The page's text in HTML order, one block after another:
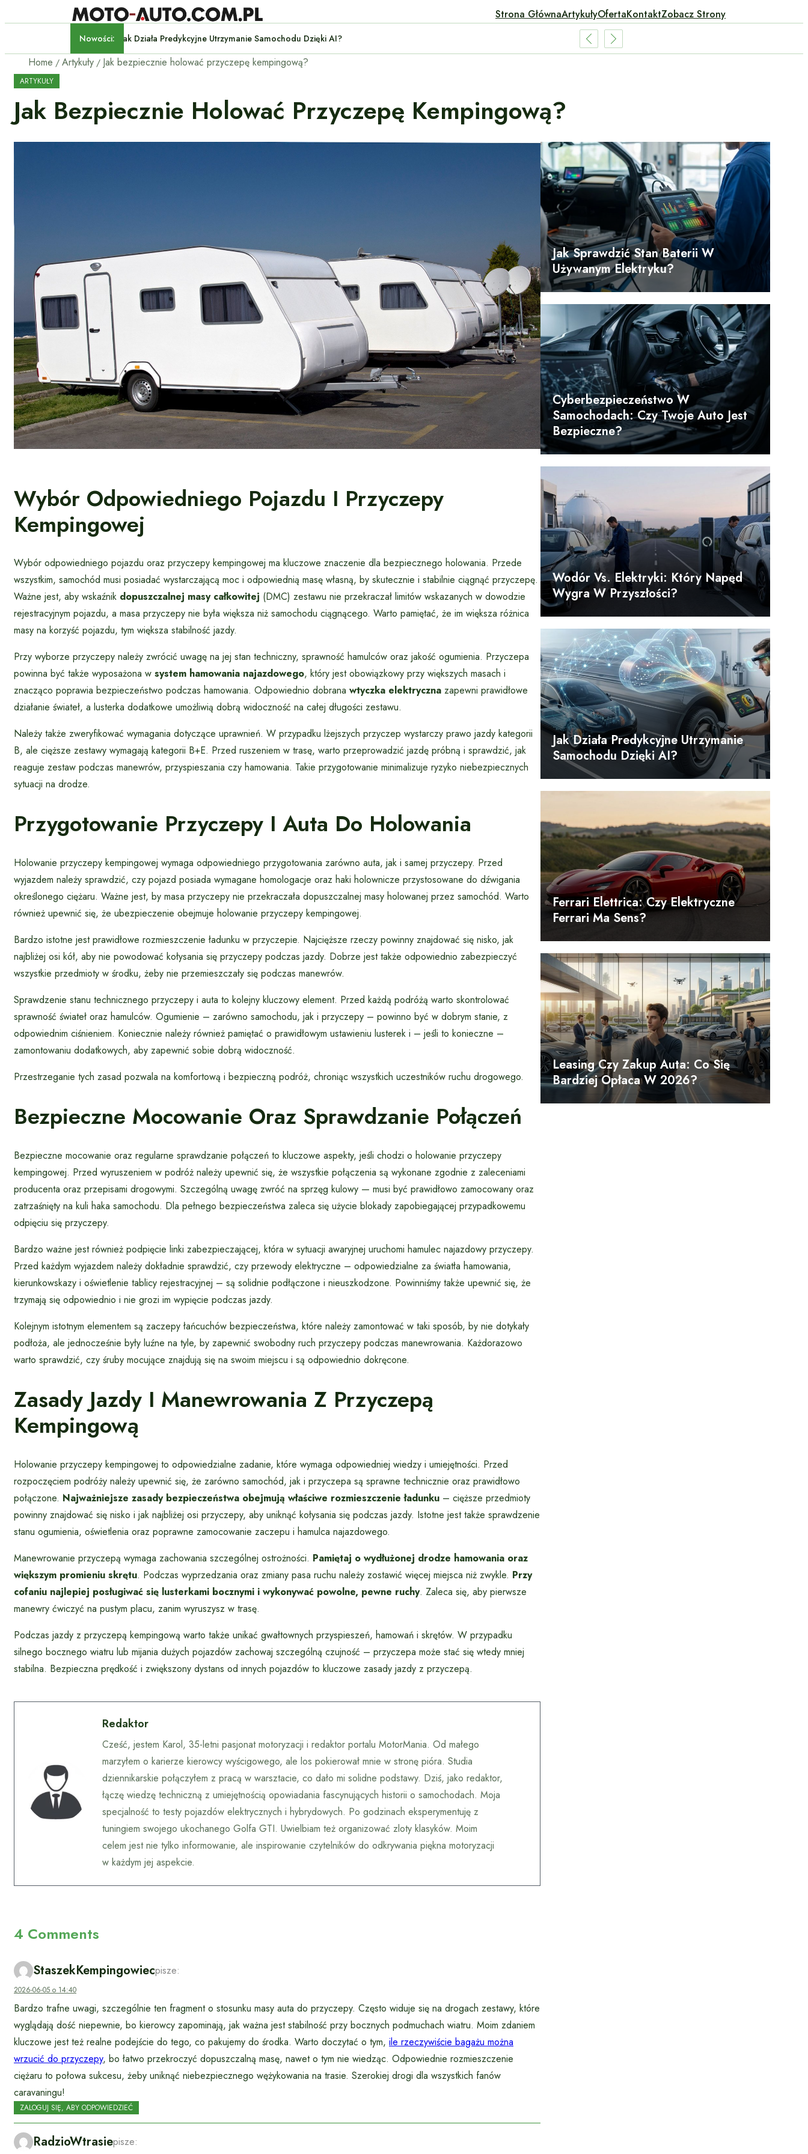
Strona GłównaArtykułyOfertaKontaktZobacz Strony
Nowości: Jak Działa Predykcyjne Utrzymanie Samochodu Dzięki AI?
Home Artykuły Jak bezpiecznie holować przyczepę kempingową?
ARTYKUŁY
Jak Bezpiecznie Holować Przyczepę Kempingową?
Wybór Odpowiedniego Pojazdu I Przyczepy
Kempingowej
Wybór odpowiedniego pojazdu oraz przyczepy kempingowej ma kluczowe znaczenie dla bezpiecznego holowania. Przede
wszystkim, samochód musi posiadać wystarczającą moc i odpowiednią masę własną, by skutecznie i stabilnie ciągnąć przyczepę.
Ważne jest, aby wskaźnik dopuszczalnej masy całkowitej (DMC) zestawu nie przekraczał limitów wskazanych w dowodzie
rejestracyjnym pojazdu, a masa przyczepy nie była większa niż samochodu ciągnącego. Warto pamiętać, że im większa różnica
masy na korzyść pojazdu, tym większa stabilność jazdy.
Przy wyborze przyczepy należy zwrócić uwagę na jej stan techniczny, sprawność hamulców oraz jakość ogumienia. Przyczepa
powinna być także wyposażona w system hamowania najazdowego, który jest obowiązkowy przy większych masach i
znacząco poprawia bezpieczeństwo podczas hamowania. Odpowiednio dobrana wtyczka elektryczna zapewni prawidłowe
działanie świateł, a lusterka dodatkowe umożliwią dobrą widoczność na całej długości zestawu.
Należy także zweryfikować wymagania dotyczące uprawnień. W przypadku lżejszych przyczep wystarczy prawo jazdy kategorii
B, ale cięższe zestawy wymagają kategorii B+E. Przed ruszeniem w trasę, warto przeprowadzić jazdę próbną i sprawdzić, jak
reaguje zestaw podczas manewrów, przyspieszania czy hamowania. Takie przygotowanie minimalizuje ryzyko niebezpiecznych
sytuacji na drodze.
Przygotowanie Przyczepy I Auta Do Holowania
Holowanie przyczepy kempingowej wymaga odpowiedniego przygotowania zarówno auta, jak i samej przyczepy. Przed
wyjazdem należy sprawdzić, czy pojazd posiada wymagane homologacje oraz haki holownicze przystosowane do dźwigania
określonego ciężaru. Ważne jest, by masa przyczepy nie przekraczała dopuszczalnej masy holowanej przez samochód. Warto
również upewnić się, że ubezpieczenie obejmuje holowanie przyczepy kempingowej.
Bardzo istotne jest prawidłowe rozmieszczenie ładunku w przyczepie. Najcięższe rzeczy powinny znajdować się nisko, jak
najbliżej osi kół, aby nie powodować kołysania się przyczepy podczas jazdy. Dobrze jest także odpowiednio zabezpieczyć
wszystkie przedmioty w środku, żeby nie przemieszczały się podczas manewrów.
Sprawdzenie stanu technicznego przyczepy i auta to kolejny kluczowy element. Przed każdą podróżą warto skontrolować
sprawność świateł oraz hamulców. Ogumienie – zarówno samochodu, jak i przyczepy – powinno być w dobrym stanie, z
odpowiednim ciśnieniem. Koniecznie należy również pamiętać o prawidłowym ustawieniu lusterek i – jeśli to konieczne –
zamontowaniu dodatkowych, aby zapewnić sobie dobrą widoczność.
Przestrzeganie tych zasad pozwala na komfortową i bezpieczną podróż, chroniąc wszystkich uczestników ruchu drogowego.
Bezpieczne Mocowanie Oraz Sprawdzanie Połączeń
Bezpieczne mocowanie oraz regularne sprawdzanie połączeń to kluczowe aspekty, jeśli chodzi o holowanie przyczepy
kempingowej. Przed wyruszeniem w podróż należy upewnić się, że wszystkie połączenia są wykonane zgodnie z zaleceniami
producenta oraz przepisami drogowymi. Szczególną uwagę zwróć na sprzęg kulowy — musi być prawidłowo zamocowany oraz
zatrzaśnięty na kuli haka samochodu. Dla pełnego bezpieczeństwa zaleca się użycie blokady zapobiegającej przypadkowemu
odpięciu się przyczepy.
Bardzo ważne jest również podpięcie linki zabezpieczającej, która w sytuacji awaryjnej uruchomi hamulec najazdowy przyczepy.
Przed każdym wyjazdem należy dokładnie sprawdzić, czy przewody elektryczne – odpowiedzialne za światła hamowania,
kierunkowskazy i oświetlenie tablicy rejestracyjnej – są solidnie podłączone i nieuszkodzone. Powinniśmy także upewnić się, że
trzymają się odpowiednio i nie grozi im wypięcie podczas jazdy.
Kolejnym istotnym elementem są zaczepy łańcuchów bezpieczeństwa, które należy zamontować w taki sposób, by nie dotykały
podłoża, ale jednocześnie były luźne na tyle, by zapewnić swobodny ruch przyczepy podczas manewrowania. Każdorazowo
warto sprawdzić, czy śruby mocujące znajdują się na swoim miejscu i są odpowiednio dokręcone.
Zasady Jazdy I Manewrowania Z Przyczepą
Kempingową
Holowanie przyczepy kempingowej to odpowiedzialne zadanie, które wymaga odpowiedniej wiedzy i umiejętności. Przed
rozpoczęciem podróży należy upewnić się, że zarówno samochód, jak i przyczepa są sprawne technicznie oraz prawidłowo
połączone. Najważniejsze zasady bezpieczeństwa obejmują właściwe rozmieszczenie ładunku – cięższe przedmioty
powinny znajdować się nisko i jak najbliżej osi przyczepy, aby uniknąć kołysania się podczas jazdy. Istotne jest także sprawdzenie
stanu ogumienia, oświetlenia oraz poprawne zamocowanie zaczepu i hamulca najazdowego.
Manewrowanie przyczepą wymaga zachowania szczególnej ostrożności. Pamiętaj o wydłużonej drodze hamowania oraz
większym promieniu skrętu. Podczas wyprzedzania oraz zmiany pasa ruchu należy zostawić więcej miejsca niż zwykle. Przy
cofaniu najlepiej posługiwać się lusterkami bocznymi i wykonywać powolne, pewne ruchy. Zaleca się, aby pierwsze
manewry ćwiczyć na pustym placu, zanim wyruszysz w trasę.
Podczas jazdy z przyczepą kempingową warto także unikać gwałtownych przyspieszeń, hamowań i skrętów. W przypadku
silnego bocznego wiatru lub mijania dużych pojazdów zachowaj szczególną czujność – przyczepa może stać się wtedy mniej
stabilna. Bezpieczna prędkość i zwiększony dystans od innych pojazdów to kluczowe zasady jazdy z przyczepą.
Redaktor
Cześć, jestem Karol, 35-letni pasjonat motoryzacji i redaktor portalu MotorMania. Od małego
marzyłem o karierze kierowcy wyścigowego, ale los pokierował mnie w stronę pióra. Studia
dziennikarskie połączyłem z pracą w warsztacie, co dało mi solidne podstawy. Dziś, jako redaktor,
łączę wiedzę techniczną z umiejętnością opowiadania fascynujących historii o samochodach. Moja
specjalność to testy pojazdów elektrycznych i hybrydowych. Po godzinach eksperymentuję z
tuningiem swojego ukochanego Golfa GTI. Uwielbiam też organizować zloty klasyków. Moim
celem jest nie tylko informowanie, ale inspirowanie czytelników do odkrywania piękna motoryzacji
w każdym jej aspekcie.
4 Comments
StaszekKempingowiecpisze:
2026-06-05 o 14:40
Bardzo trafne uwagi, szczególnie ten fragment o stosunku masy auta do przyczepy. Często widuje się na drogach zestawy, które
wyglądają dość niepewnie, bo kierowcy zapominają, jak ważna jest stabilność przy bocznych podmuchach wiatru. Moim zdaniem
kluczowe jest też realne podejście do tego, co pakujemy do środka. Warto doczytać o tym, ile rzeczywiście bagażu można
wrzucić do przyczepy, bo łatwo przekroczyć dopuszczalną masę, nawet o tym nie wiedząc. Odpowiednie rozmieszczenie
ciężaru to połowa sukcesu, żeby uniknąć niebezpiecznego wężykowania na trasie. Szerokiej drogi dla wszystkich fanów
caravaningu!
ZALOGUJ SIĘ, ABY ODPOWIEDZIEĆ
RadzioWtrasiepisze:
Jak Sprawdzić Stan Baterii W
Używanym Elektryku?
Cyberbezpieczeństwo W
Samochodach: Czy Twoje Auto Jest
Bezpieczne?
Wodór Vs. Elektryki: Który Napęd
Wygra W Przyszłości?
Jak Działa Predykcyjne Utrzymanie
Samochodu Dzięki AI?
Ferrari Elettrica: Czy Elektryczne
Ferrari Ma Sens?
Leasing Czy Zakup Auta: Co Się
Bardziej Opłaca W 2026?